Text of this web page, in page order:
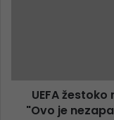
UEFA
"Ovo je